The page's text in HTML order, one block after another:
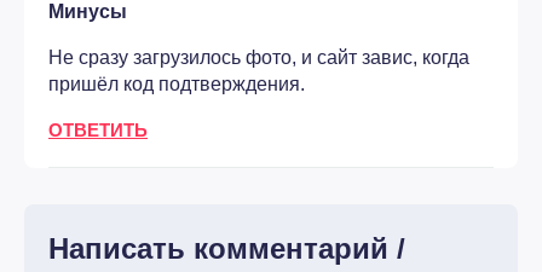
Минусы
Не сразу загрузилось фото, и сайт завис, когда
пришёл код подтверждения.
ОТВЕТИТЬ
Написать комментарий /